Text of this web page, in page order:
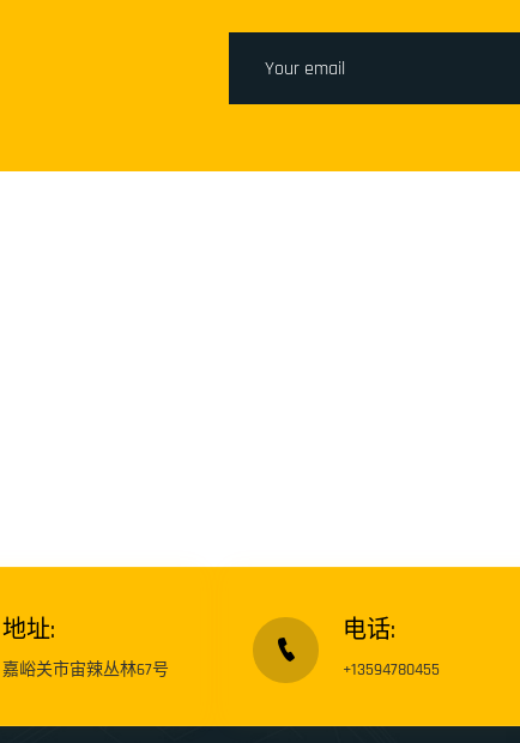
地址:
嘉峪关市宙辣丛林67号
电话:
+13594780455